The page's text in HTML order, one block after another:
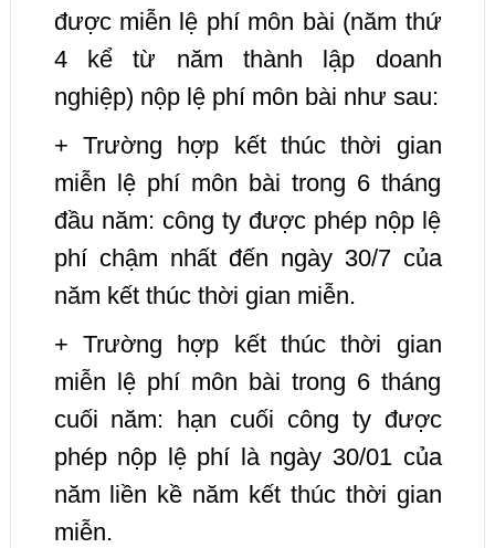
được miễn lệ phí môn bài (năm thứ
4 kể từ năm thành lập doanh
nghiệp) nộp lệ phí môn bài như sau:
+ Trường hợp kết thúc thời gian
miễn lệ phí môn bài trong 6 tháng
đầu năm: công ty được phép nộp lệ
phí chậm nhất đến ngày 30/7 của
năm kết thúc thời gian miễn.
+ Trường hợp kết thúc thời gian
miễn lệ phí môn bài trong 6 tháng
cuối năm: hạn cuối công ty được
phép nộp lệ phí là ngày 30/01 của
năm liền kề năm kết thúc thời gian
miễn.